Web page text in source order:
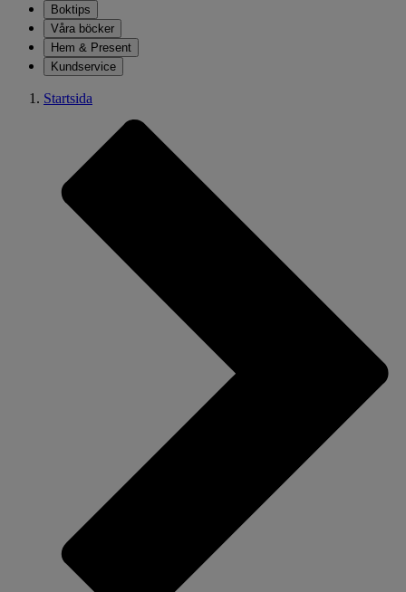
Boktips
Våra böcker
Hem & Present
Kundservice
Startsida